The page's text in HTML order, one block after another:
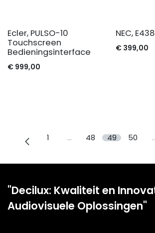
Ecler, PULSO-10
Touchscreen
Bedieningsinterface
€ 999,00
NEC,
€ 399,00
1 … 48 49 50
"Decilux: Kwaliteit en
Audiovisuele Oplossingen"